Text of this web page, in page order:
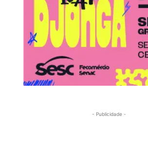
- Publicidade -